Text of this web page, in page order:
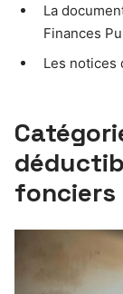
La
Finances
Les notices
fonciers